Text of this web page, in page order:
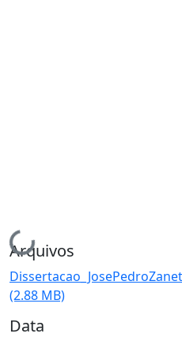
Carregando...
Arquivos
(2.88 MB)
Data